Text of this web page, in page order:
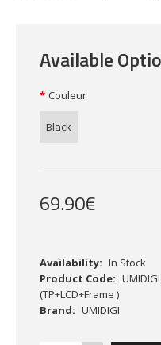
Available
Couleur
Black
69.90€
Availability: In Stock
Product Code:
(TP+LCD+Frame )
Brand: UMIDIGI